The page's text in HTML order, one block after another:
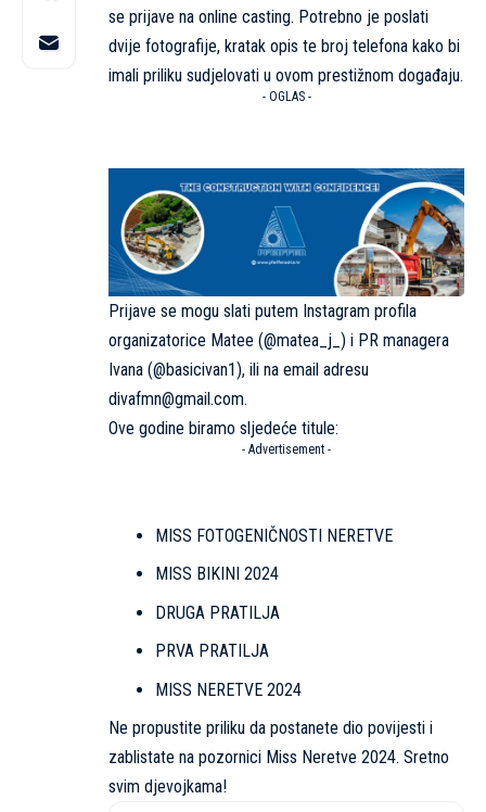
se prijave na online casting. Potrebno je poslati
dvije fotografije, kratak opis te broj telefona kako bi
imali priliku sudjelovati u ovom prestižnom događaju.
- OGLAS -
Prijave se mogu slati putem Instagram profila
organizatorice Matee (@matea_j_) i PR managera
Ivana (@basicivan1), ili na email adresu
divafmn@gmail.com.
Ove godine biramo sljedeće titule:
- Advertisement -
MISS FOTOGENIČNOSTI NERETVE
MISS BIKINI 2024
DRUGA PRATILJA
PRVA PRATILJA
MISS NERETVE 2024
Ne propustite priliku da postanete dio povijesti i
zablistate na pozornici Miss Neretve 2024. Sretno
svim djevojkama!